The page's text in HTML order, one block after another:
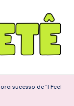
sucesso de “I Feel